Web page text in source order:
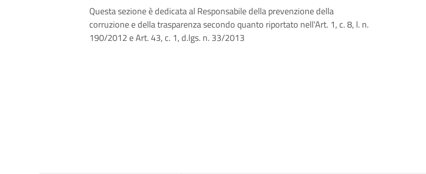
Questa sezione è dedicata al Responsabile della prevenzione della
corruzione e della trasparenza secondo quanto riportato nell'Art. 1, c. 8, l. n.
190/2012 e Art. 43, c. 1, d.lgs. n. 33/2013